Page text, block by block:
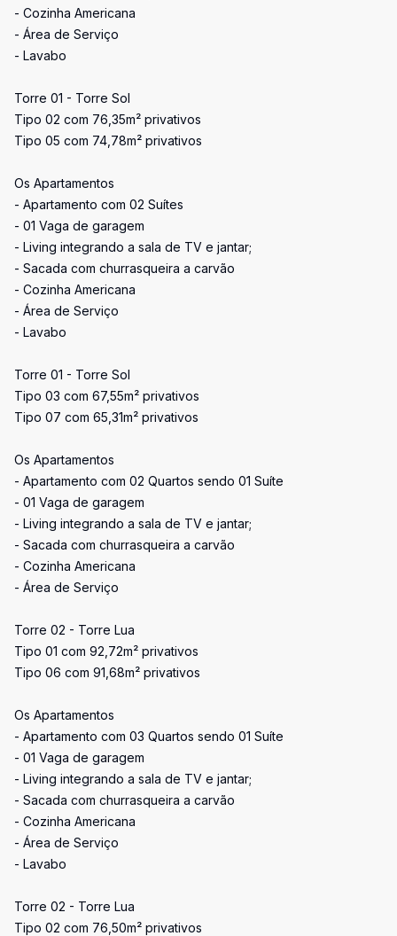
- Cozinha Americana
- Área de Serviço
- Lavabo
Torre 01 - Torre Sol
Tipo 02 com 76,35m² privativos
Tipo 05 com 74,78m² privativos
Os Apartamentos
- Apartamento com 02 Suítes
- 01 Vaga de garagem
- Living integrando a sala de TV e jantar;
- Sacada com churrasqueira a carvão
- Cozinha Americana
- Área de Serviço
- Lavabo
Torre 01 - Torre Sol
Tipo 03 com 67,55m² privativos
Tipo 07 com 65,31m² privativos
Os Apartamentos
- Apartamento com 02 Quartos sendo 01 Suíte
- 01 Vaga de garagem
- Living integrando a sala de TV e jantar;
- Sacada com churrasqueira a carvão
- Cozinha Americana
- Área de Serviço
Torre 02 - Torre Lua
Tipo 01 com 92,72m² privativos
Tipo 06 com 91,68m² privativos
Os Apartamentos
- Apartamento com 03 Quartos sendo 01 Suíte
- 01 Vaga de garagem
- Living integrando a sala de TV e jantar;
- Sacada com churrasqueira a carvão
- Cozinha Americana
- Área de Serviço
- Lavabo
Torre 02 - Torre Lua
Tipo 02 com 76,50m² privativos